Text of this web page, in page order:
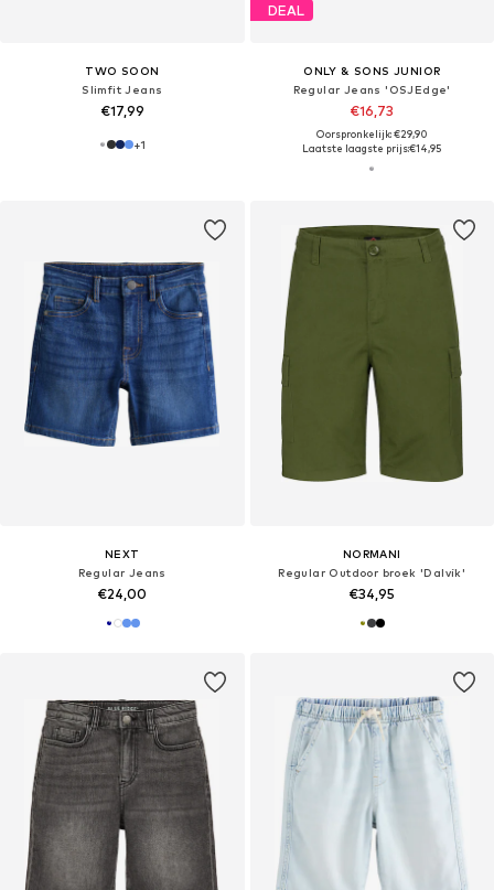
TWO SOON
Slimfit Jeans
€17,99
+1
DEAL
ONLY & SONS JUNIOR
Regular Jeans 'OSJEdge'
€16,73
Oorspronkelijk: €29,90
Laatste laagste prijs:€14,95
NEXT
Regular Jeans
€24,00
NORMANI
Regular Outdoor broek 'Dalvík'
€34,95